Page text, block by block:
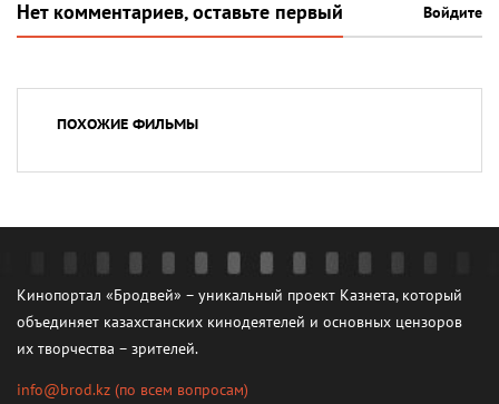
Нет комментариев, оставьте первый Войдите
ПОХОЖИЕ ФИЛЬМЫ
Кинопортал «Бродвей» – уникальный проект Казнета, который
объединяет казахстанских кинодеятелей и основных цензоров
их творчества – зрителей.
info@brod.kz (по всем вопросам)